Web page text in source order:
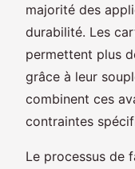
majorité des
durabilité. Les
permettent plus
grâce à leur
combinent ces
contraintes
Le processus de